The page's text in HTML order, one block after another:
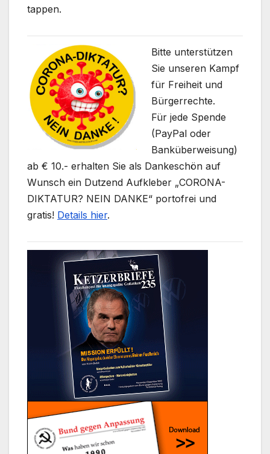
tappen.
Bitte unterstützen
Sie unseren Kampf
für Freiheit und
Bürgerrechte.
Für jede Spende
(PayPal oder
Banküberweisung)
ab € 10.- erhalten Sie als Dankeschön auf
Wunsch ein Dutzend Aufkleber „CORONA-
DIKTATUR? NEIN DANKE“ portofrei und
gratis! Details hier.